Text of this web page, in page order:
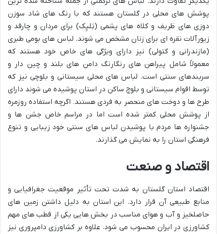
پوشش های محلی در گلستان هستند که با رنگ های شاد سوزن
دوزی های ظریف و کلاه های پشمی (تِلپِک) برای مردان و چارقد و
زیورآلات نقره ای برای زنان مشخص می شوند. لباس های بومی طبری
(مازندرانی و کتولی) نیز دارای ویژگی های خاص خود هستند که
معمولاً شامل پیراهن های رنگارنگ دامن های بلند و چین دار و
سربندهای سنتی است. لباس های محلی سیستانی و بلوچی نیز که
توسط اقوام سیستانی و بلوچ ساکن در استان پوشیده می شوند دارای
طرح ها و دوخت های منحصر به فردی هستند. اگرچه استفاده روزمره
از پوشش محلی کمتر شده است اما در مراسم خاص جشن ها و
جشنواره ها مردم با پوشیدن لباس های سنتی خود زیبایی و تنوع
فرهنگی استان را به نمایش می گذارند.
اقتصاد و صنعت
اقتصاد استان گلستان به شدت تحت تأثیر موقعیت جغرافیایی و
منابع طبیعی آن قرار دارد. این استان به دلیل داشتن زمین های
حاصلخیز و آب و هوای مناسب در بخش هایی یکی از قطب های مهم
کشاورزی در ایران محسوب می شود. علاوه بر کشاورزی دامپروری نیز